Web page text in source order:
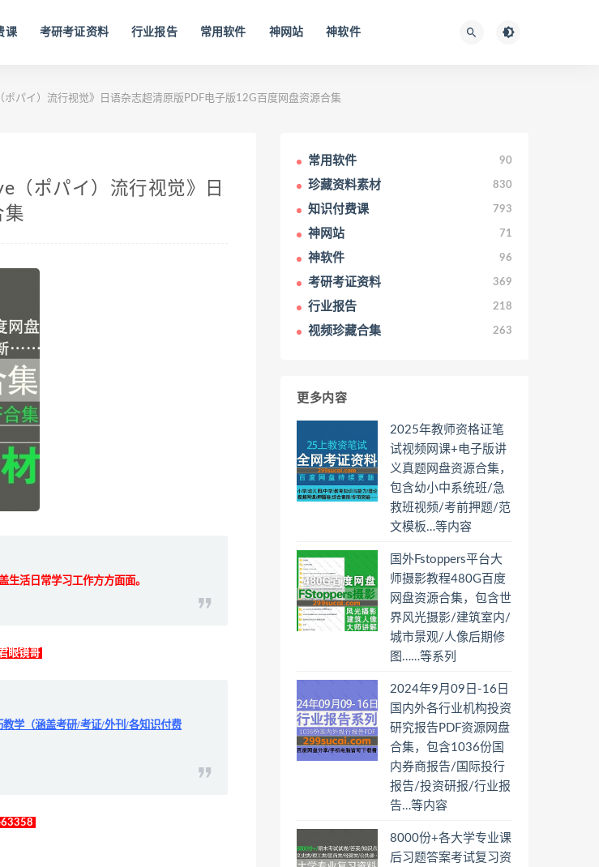
课 考研考证资料 行业报告 常用软件 神网站 神软件
パイ）流行视觉》日语杂志超清原版PDF电子版12G百度网盘资源合集
（ポパイ）流行视觉》日
集
生活日常学习工作方方面面。
眼镜哥
学（涵盖考研/考证/外刊/各知识付费
常用软件 90
珍藏资料素材 830
知识付费课 793
神网站 71
神软件 96
考研考证资料 369
行业报告 218
视频珍藏合集 263
更多内容
2025年教师资格证笔
试视频网课+电子版讲
义真题网盘资源合集，
包含幼小中系统班/急
救班视频/考前押题/范
文模板…等内容
国外Fstoppers平台大
师摄影教程480G百度
网盘资源合集，包含世
界风光摄影/建筑室内/
城市景观/人像后期修
图……等系列
2024年9月09日-16日
国内外各行业机构投资
研究报告PDF资源网盘
合集，包含1036份国
内券商报告/国际投行
报告/投资研报/行业报
告…等内容
8000份+各大学专业课
后习题答案考试复习资